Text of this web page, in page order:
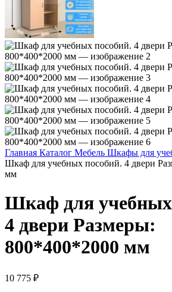
Главная Каталог Мебель Шкафы для
Шкаф для учебных пособий. 4 двери
мм
Шкаф для учебных
4 двери Размеры:
800*400*2000 мм
10 775 ₽